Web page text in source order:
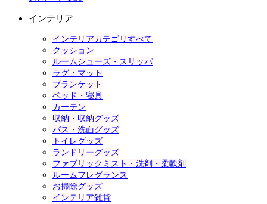
インテリア
インテリアカテゴリすべて
クッション
ルームシューズ・スリッパ
ラグ・マット
ブランケット
ベッド・寝具
カーテン
収納・収納グッズ
バス・洗面グッズ
トイレグッズ
ランドリーグッズ
ファブリックミスト・洗剤・柔軟剤
ルームフレグランス
お掃除グッズ
インテリア雑貨